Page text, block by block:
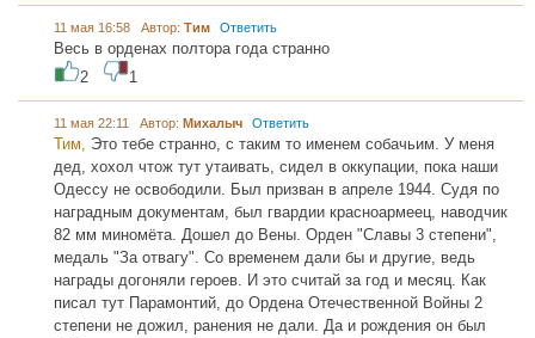
11 мая 16:58 Автор: Тим Ответить
Весь в орденах полтора года странно
2
1
11 мая 22:11 Автор: Михалыч Ответить
Тим, Это тебе странно, с таким то именем собачьим. У меня
дед, хохол чтож тут утаивать, сидел в оккупации, пока наши
Одессу не освободили. Был призван в апреле 1944. Судя по
наградным документам, был гвардии красноармеец, наводчик
82 мм миномёта. Дошел до Вены. Орден "Славы 3 степени",
медаль "За отвагу". Со временем дали бы и другие, ведь
награды догоняли героев. И это считай за год и месяц. Как
писал тут Парамонтий, до Ордена Отечественной Войны 2
степени не дожил, ранения не дали. Да и рождения он был